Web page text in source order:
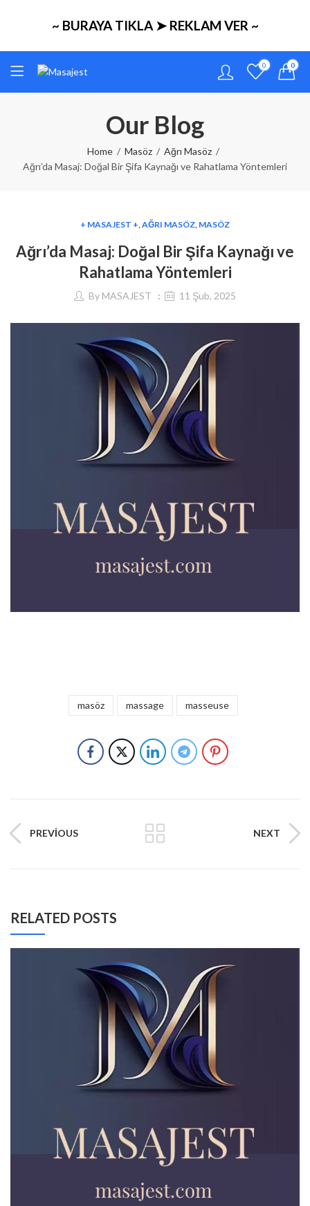
~ BURAYA TIKLA ➤ REKLAM VER ~
0 0
Our Blog
Home Masöz
Ağrı Masöz
Ağrı’da Masaj: Doğal Bir Şifa Kaynağı ve Rahatlama Yöntemleri
+ MASAJEST +,AĞRI MASÖZ, MASÖZ
Ağrı’da Masaj: Doğal Bir Şifa Kaynağı ve
Rahatlama Yöntemleri
By MASAJEST 11 Şub, 2025
masöz massage masseuse
PREVIOUS NEXT
RELATED POSTS